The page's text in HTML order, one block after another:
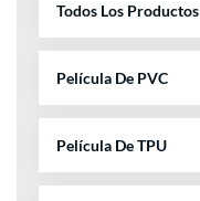
Todos Los Productos
Película De PVC
Película De TPU